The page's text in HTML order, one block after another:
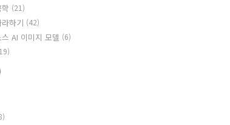
(21)
하기 (42)
AI 이미지 모델 (6)